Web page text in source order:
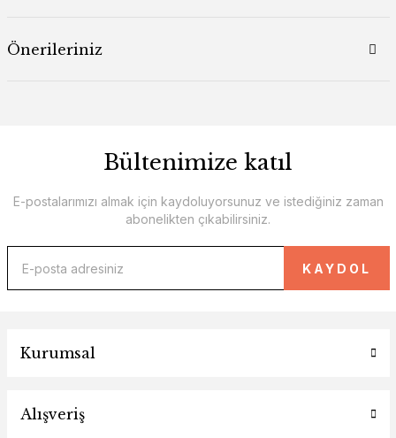
Önerileriniz
Bültenimize katıl
E-postalarımızı almak için kaydoluyorsunuz ve istediğiniz zaman
abonelikten çıkabilirsiniz.
KAYDOL
Kurumsal
Alışveriş